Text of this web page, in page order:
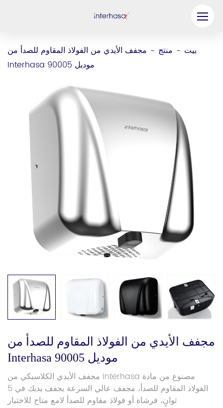
بيت - منتج - مجفف الأيدي من الفولاذ المقاوم للصدأ من
Interhasa موديل 90005
مجفف الأيدي من الفولاذ المقاوم للصدأ من
Interhasa موديل 90005
مجفف الأيدي الكلاسيكي من Interhasa مصنوع من مادة
الفولاذ المقاوم للصدأ، مجفف عالي السرعة يجفف يديك في 5
ثوانٍ، فرشاة أو فولاذ مقاوم للصدأ لامع متاح للاختيار
منتج
شركة
موارد
اتصل بنا